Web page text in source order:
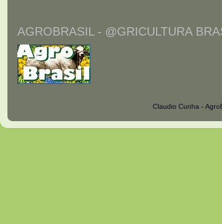
AGROBRASIL - @GRICULTURA
Claudio Cunha -